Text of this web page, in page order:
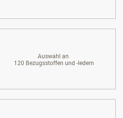
Auswahl an
120 Bezugsstoffen und -ledern